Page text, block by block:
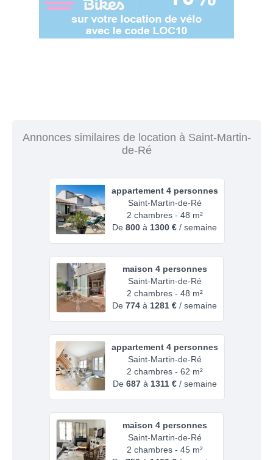
Annonces similaires de location à Saint-Martin-
de-Ré
appartement 4 personnes
Saint-Martin-de-Ré
2 chambres - 48 m²
De 800 à 1300 € / semaine
maison 4 personnes
Saint-Martin-de-Ré
2 chambres - 48 m²
De 774 à 1281 € / semaine
appartement 4 personnes
Saint-Martin-de-Ré
2 chambres - 62 m²
De 687à 1311 €/ semaine
maison 4 personnes
Saint-Martin-de-Ré
2 chambres - 45 m²